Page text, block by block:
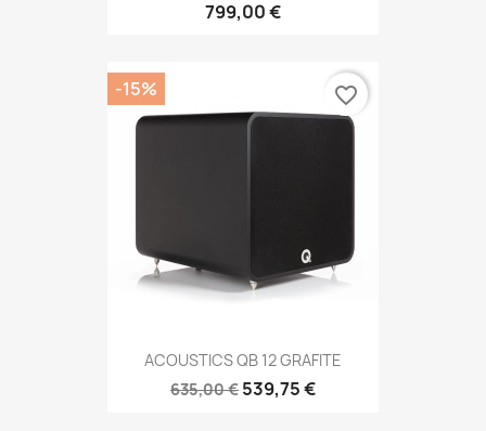
799,00 €
ACOUSTICS QB 12 GRAFITE
635,00 € 539,75 €
-15% favorite_border